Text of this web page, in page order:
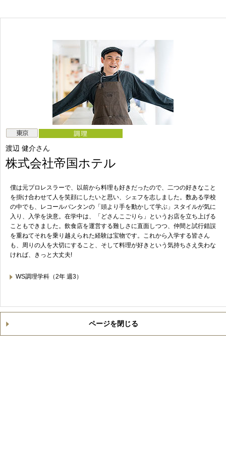
渡辺 健介さん
株式会社帝国ホテル
僕は元プロレスラーで、以前から料理も好きだったので、二つの好きなこと
を掛け合わせて人を笑顔にしたいと思い、シェフを志しました。数ある学校
の中でも、レコールバンタンの「頭より手を動かして学ぶ」スタイルが気に
入り、入学を決意。在学中は、「どさんこごりら」というお店を立ち上げる
こともできました。飲食店を運営する難しさに直面しつつ、仲間と試行錯誤
を重ねてそれを乗り越えられた経験は宝物です。これから入学する皆さん
も、周りの人を大切にすること、そして料理が好きという気持ちさえ失わな
ければ、きっと大丈夫!
WS調理学科（2年 週3）
ページを閉じる